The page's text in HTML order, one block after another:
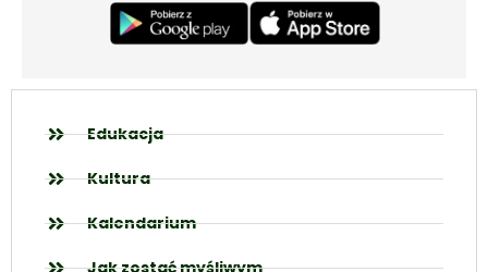
Edukacja
Kultura
Kalendarium
Jak zostać myśliwym